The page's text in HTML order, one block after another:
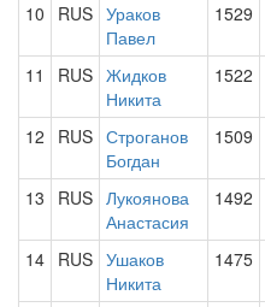
10 RUS Ураков
Павел
1529
11 RUS Жидков
Никита
1522
12 RUS Строганов
Богдан
1509
13 RUS Лукоянова
Анастасия
1492
14 RUS Ушаков
Никита
1475